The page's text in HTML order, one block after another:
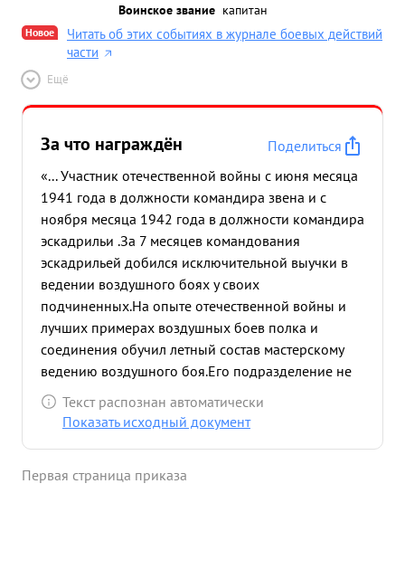
Воинское звание капитан
Новое
Читать об этих событиях в журнале боевых действий
части
Ещё
За что награждён
Поделиться
«... Участник отечественной войны с июня месяца
1941 года в должности командира звена и с
ноября месяца 1942 года в должности командира
эскадрильи .За 7 месяцев командования
эскадрильей добился исключительной выучки в
ведении воздушного боях у своих
подчиненных.На опыте отечественной войны и
лучших примерах воздушных боев полка и
соединения обучил летный состав мастерскому
ведению воздушного боя.Его подразделение не
имеет потерь в воздушном бою. Эскадрилья за
время его командования произвела 1563 боевых
капитан ВЕРНИКОВ в воздушных боях проявляет
Текст распознан автоматически
Показать исходный документ
Первая страница приказа